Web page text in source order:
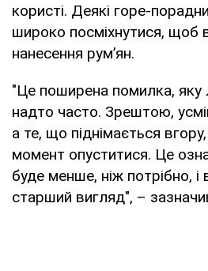
користі. Деякі горе-
широко посміхнутися, щоб
нанесення рум’ян.
"Це поширена помилка,
надто часто. Зрештою,
а те, що піднімається
момент опуститися. Це
буде менше, ніж потрібно, і
старший вигляд", –